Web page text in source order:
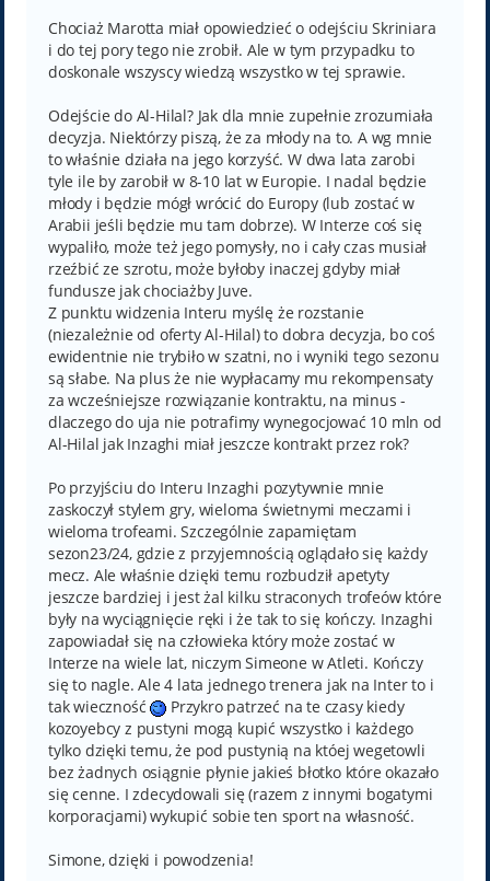
Chociaż Marotta miał opowiedzieć o odejściu Skriniara
i do tej pory tego nie zrobił. Ale w tym przypadku to
doskonale wszyscy wiedzą wszystko w tej sprawie.
Odejście do Al-Hilal? Jak dla mnie zupełnie zrozumiała
decyzja. Niektórzy piszą, że za młody na to. A wg mnie
to właśnie działa na jego korzyść. W dwa lata zarobi
tyle ile by zarobił w 8-10 lat w Europie. I nadal będzie
młody i będzie mógł wrócić do Europy (lub zostać w
Arabii jeśli będzie mu tam dobrze). W Interze coś się
wypaliło, może też jego pomysły, no i cały czas musiał
rzeźbić ze szrotu, może byłoby inaczej gdyby miał
fundusze jak chociażby Juve.
Z punktu widzenia Interu myślę że rozstanie
(niezależnie od oferty Al-Hilal) to dobra decyzja, bo coś
ewidentnie nie trybiło w szatni, no i wyniki tego sezonu
są słabe. Na plus że nie wypłacamy mu rekompensaty
za wcześniejsze rozwiązanie kontraktu, na minus -
dlaczego do uja nie potrafimy wynegocjować 10 mln od
Al-Hilal jak Inzaghi miał jeszcze kontrakt przez rok?
Po przyjściu do Interu Inzaghi pozytywnie mnie
zaskoczył stylem gry, wieloma świetnymi meczami i
wieloma trofeami. Szczególnie zapamiętam
sezon23/24, gdzie z przyjemnością oglądało się każdy
mecz. Ale właśnie dzięki temu rozbudził apetyty
jeszcze bardziej i jest żal kilku straconych trofeów które
były na wyciągnięcie ręki i że tak to się kończy. Inzaghi
zapowiadał się na człowieka który może zostać w
Interze na wiele lat, niczym Simeone w Atleti. Kończy
się to nagle. Ale 4 lata jednego trenera jak na Inter to i
tak wieczność
Przykro patrzeć na te czasy kiedy
kozoyebcy z pustyni mogą kupić wszystko i każdego
tylko dzięki temu, że pod pustynią na któej wegetowli
bez żadnych osiągnie płynie jakieś błotko które okazało
się cenne. I zdecydowali się (razem z innymi bogatymi
korporacjami) wykupić sobie ten sport na własność.
Simone, dzięki i powodzenia!